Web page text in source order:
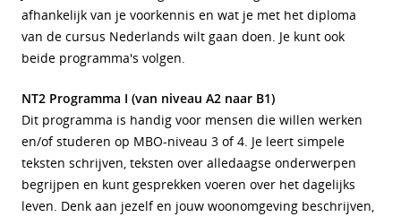
afhankelijk van je voorkennis en wat je met het diploma
van de cursus Nederlands wilt gaan doen. Je kunt ook
beide programma's volgen.
NT2 Programma I (van niveau A2 naar B1)
Dit programma is handig voor mensen die willen werken
en/of studeren op MBO-niveau 3 of 4. Je leert simpele
teksten schrijven, teksten over alledaagse onderwerpen
begrijpen en kunt gesprekken voeren over het dagelijks
leven. Denk aan jezelf en jouw woonomgeving beschrijven,